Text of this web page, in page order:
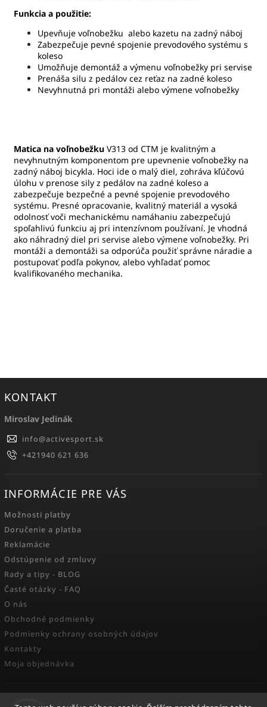
Funkcia a použitie:
Upevňuje voľnobežku alebo kazetu na zadný náboj
Zabezpečuje pevné spojenie prevodového systému s
koleso
Umožňuje demontáž a výmenu voľnobežky pri servise
Prenáša silu z pedálov cez reťaz na zadné koleso
Nevyhnutná pri montáži alebo výmene voľnobežky
Matica na voľnobežku V313 od CTM je kvalitným a
nevyhnutným komponentom pre upevnenie voľnobežky na
zadný náboj bicykla. Hoci ide o malý diel, zohráva kľúčovú
úlohu v prenose sily z pedálov na zadné koleso a
zabezpečuje bezpečné a pevné spojenie prevodového
systému. Presné opracovanie, kvalitný materiál a vysoká
odolnosť voči mechanickému namáhaniu zabezpečujú
spoľahlivú funkciu aj pri intenzívnom používaní. Je vhodná
ako náhradný diel pri servise alebo výmene voľnobežky. Pri
montáži a demontáži sa odporúča použiť správne náradie a
postupovať podľa pokynov, alebo vyhľadať pomoc
kvalifikovaného mechanika.
KONTAKT
Miroslav Jedinák
info@activesport.sk
+421940 621 636
INFORMÁCIE PRE VÁS
Možnosti platby
Doručenie a platba
Reklamácie
Odstúpenie od zmluvy
Rady a tipy - BLOG
Časté otázky - FAQ
O nás
Obchodné podmienky
Podmienky ochrany osobných údajov
Kontakty
Moja objednávka
FACEBOOK